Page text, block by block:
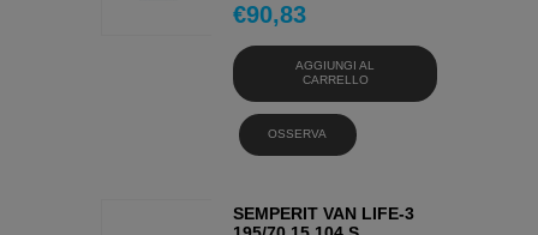
€90,83
AGGIUNGI AL
CARRELLO
OSSERVA
SEMPERIT VAN LIFE-3